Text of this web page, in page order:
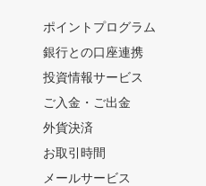
ポイントプログラム
銀行との口座連携
投資情報サービス
ご入金・ご出金
外貨決済
お取引時間
メールサービス